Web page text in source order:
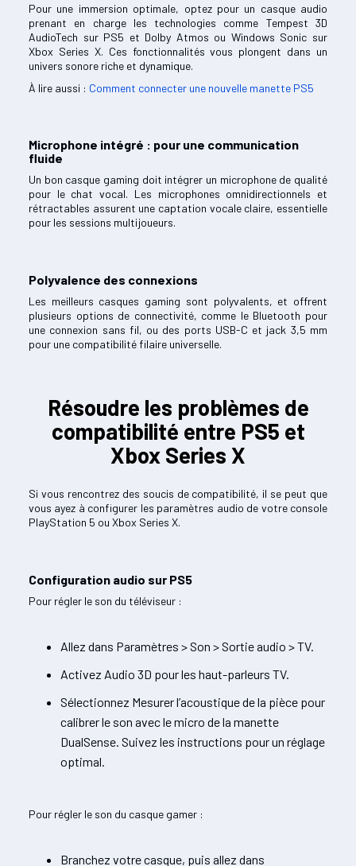
Pour une immersion optimale, optez pour un casque audio
prenant en charge les technologies comme Tempest 3D
AudioTech sur PS5 et Dolby Atmos ou Windows Sonic sur
Xbox Series X. Ces fonctionnalités vous plongent dans un
univers sonore riche et dynamique.
À lire aussi : Comment connecter une nouvelle manette PS5
Microphone intégré : pour une communication
fluide
Un bon casque gaming doit intégrer un microphone de qualité
pour le chat vocal. Les microphones omnidirectionnels et
rétractables assurent une captation vocale claire, essentielle
pour les sessions multijoueurs.
Polyvalence des connexions
Les meilleurs casques gaming sont polyvalents, et offrent
plusieurs options de connectivité, comme le Bluetooth pour
une connexion sans fil, ou des ports USB-C et jack 3,5 mm
pour une compatibilité filaire universelle.
Résoudre les problèmes de
compatibilité entre PS5 et
Xbox Series X
Si vous rencontrez des soucis de compatibilité, il se peut que
vous ayez à configurer les paramètres audio de votre console
PlayStation 5 ou Xbox Series X.
Configuration audio sur PS5
Pour régler le son du téléviseur :
Allez dans Paramètres > Son > Sortie audio > TV.
Activez Audio 3D pour les haut-parleurs TV.
Sélectionnez Mesurer l’acoustique de la pièce pour
calibrer le son avec le micro de la manette
DualSense. Suivez les instructions pour un réglage
optimal.
Pour régler le son du casque gamer :
Branchez votre casque, puis allez dans